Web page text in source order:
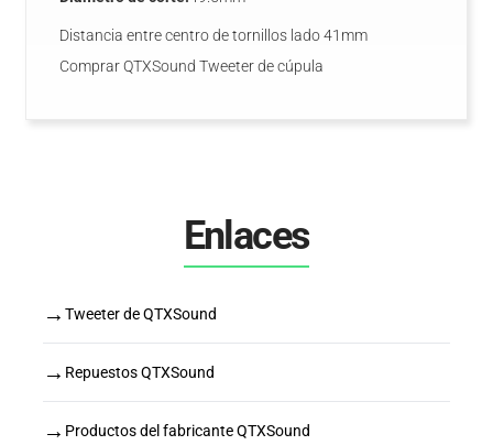
Distancia entre centro de tornillos lado 41mm
Comprar QTXSound Tweeter de cúpula
Enlaces
→ Tweeter de QTXSound
→ Repuestos QTXSound
→ Productos del fabricante QTXSound